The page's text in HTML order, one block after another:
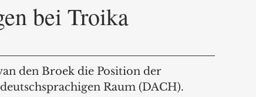
bei Troika
den Broek die Position der
Raum (DACH).